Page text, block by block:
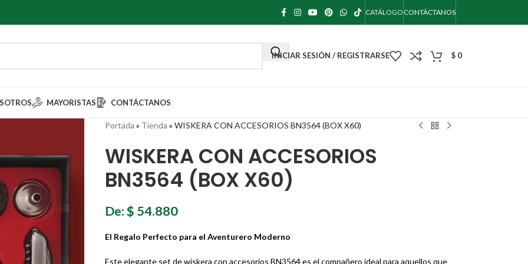
CATÁLOGO CONTÁCTANOS
INICIAR SESIÓN / REGISTRARSE $ 0
MAYORISTAS CONTÁCTANOS
Portada » Tienda » WISKERA CON ACCESORIOS BN3564 (BOX X60)
WISKERA CON ACCESORIOS
BN3564 (BOX X60)
De:$ 54.880
El Regalo Perfecto para el Aventurero Moderno
Este elegante set de wiskera con accesorios BN3564 es el compañero ideal para aquellos que